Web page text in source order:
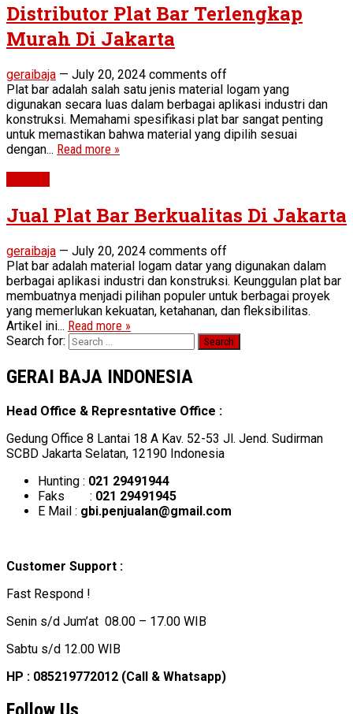
Distributor Plat Bar Terlengkap
Murah Di Jakarta
geraibaja — July 20, 2024 comments off
Plat bar adalah salah satu jenis material logam yang
digunakan secara luas dalam berbagai aplikasi industri dan
konstruksi. Memahami spesifikasi plat bar sangat penting
untuk memastikan bahwa material yang dipilih sesuai
dengan... Read more »
Jual Plat Bar Berkualitas Di Jakarta
geraibaja — July 20, 2024 comments off
Plat bar adalah material logam datar yang digunakan dalam
berbagai aplikasi industri dan konstruksi. Keunggulan plat bar
membuatnya menjadi pilihan populer untuk berbagai proyek
yang memerlukan kekuatan, ketahanan, dan fleksibilitas.
Artikel ini... Read more »
Search for:
GERAI BAJA INDONESIA
Head Office & Represntative Office :
Gedung Office 8 Lantai 18 A Kav. 52-53 Jl. Jend. Sudirman
SCBD Jakarta Selatan, 12190 Indonesia
Hunting : 021 29491944
Faks : 021 29491945
E Mail : gbi.penjualan@gmail.com
Customer Support :
Fast Respond !
Senin s/d Jum’at 08.00 – 17.00 WIB
Sabtu s/d 12.00 WIB
HP : 085219772012 (Call & Whatsapp)